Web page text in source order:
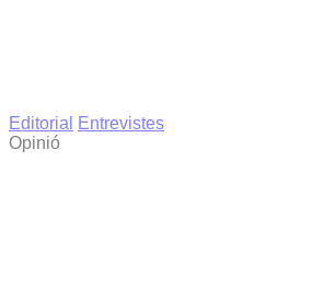
Editorial
Entrevistes
Opinió